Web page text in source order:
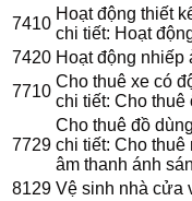
7410
Hoạt động thiết
chi tiết: Hoạt
7420 Hoạt động nhiếp
7710
Cho thuê xe có
chi tiết: Cho thuê
7729
Cho thuê đồ
chi tiết: Cho thuê
âm thanh ánh
8129 Vệ sinh nhà cửa